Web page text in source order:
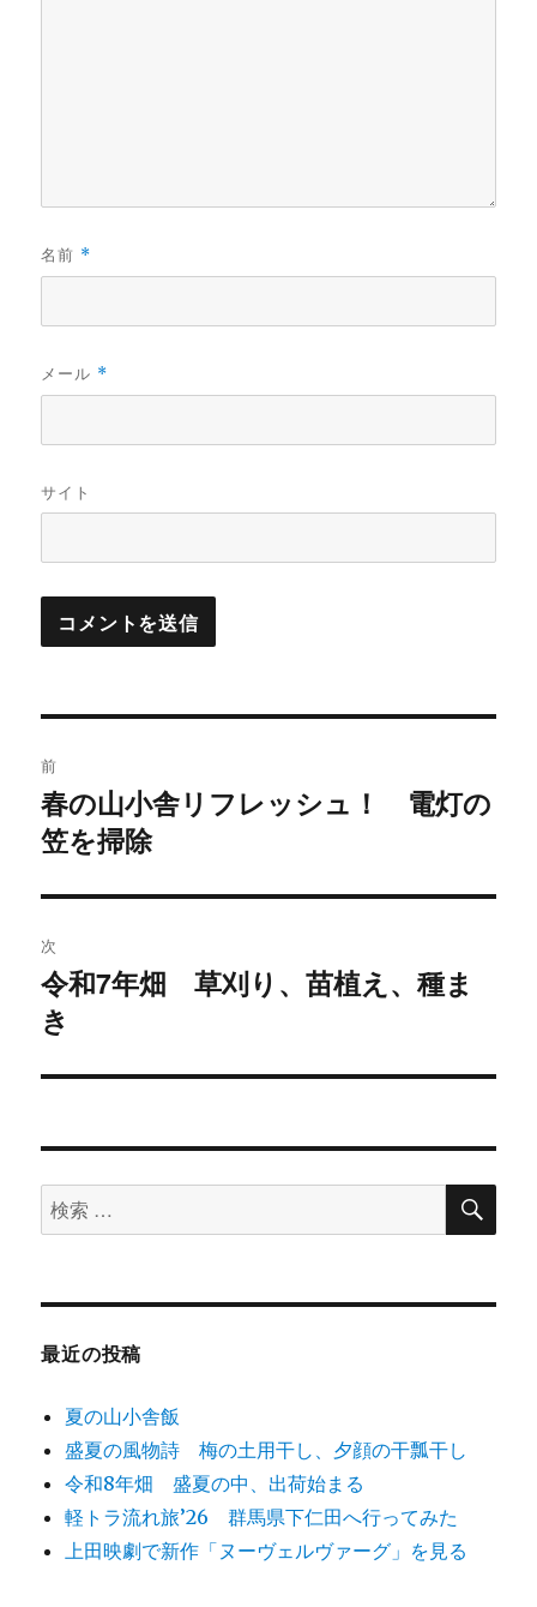
名前 *
メール *
サイト
稿
ナ
ビ
ゲ
ー
シ
ン
前
過
去
投
稿:
春の山小舎リフレッシュ！ 電灯の
笠を掃除
次
次
の
稿:
令和7年畑 草刈り、苗植え、種ま
き
検
索
象:
検
最近の投稿
夏の山小舎飯
盛夏の風物詩 梅の土用干し、夕顔の干瓢干し
令和8年畑 盛夏の中、出荷始まる
軽トラ流れ旅’26 群馬県下仁田へ行ってみた
上田映劇で新作「ヌーヴェルヴァーグ」を見る